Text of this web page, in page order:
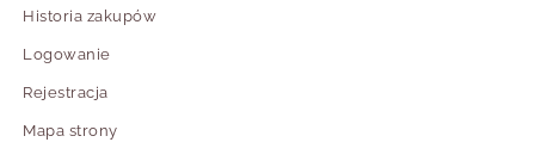
Historia zakupów
Logowanie
Rejestracja
Mapa strony